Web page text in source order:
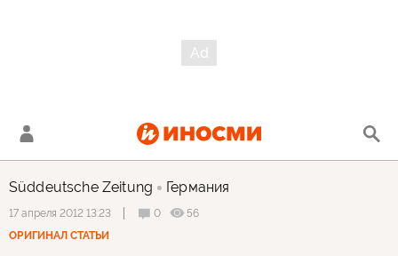
Süddeutsche Zeitung Германия
17 апреля 2012 13:23 0
56
ОРИГИНАЛ СТАТЬИ